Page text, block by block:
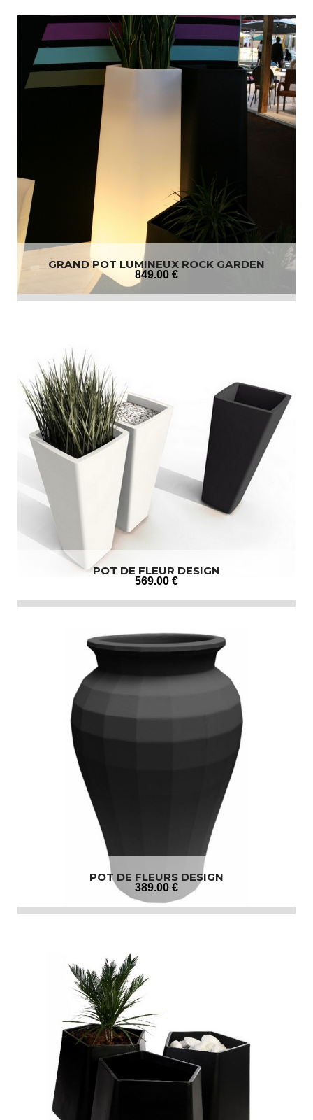
GRAND POT LUMINEUX ROCK GARDEN
849.00 €
POT DE FLEUR DESIGN
569.00 €
POT DE FLEURS DESIGN
389.00 €